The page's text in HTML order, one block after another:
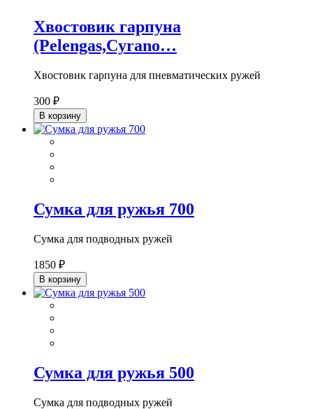
Хвостовик гарпуна
(Pelengas,Cyrano…
Хвостовик гарпуна для пневматических ружей
300 ₽
В корзину
Сумка для ружья 700
Сумка для подводных ружей
1850 ₽
В корзину
Сумка для ружья 500
Сумка для подводных ружей